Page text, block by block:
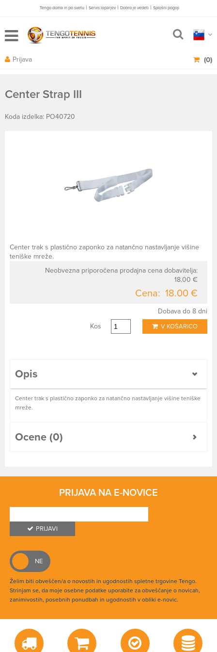
Tengo doma in po svetu | Servis loparjev | Dobro je vedeti | Splošni pogoji
(0)
Prijava
Center Strap III
Koda izdelka: PO40720
Center trak s plastično zaponko za natančno nastavljanje višine
teniške mreže.
Neobvezna priporočena prodajna cena dobavitelja:
18.00 €
Cena: 18.00 €
Dobava do 8 dni
Kos
V KOŠARICO
Opis
Center trak s plastično zaponko za natančno nastavljanje višine teniške
mreže.
Ocene (0)
PRIJAVA NA E-NOVICE
PRIJAVI
Želim biti obveščen/a o novostih in ugodnostih spletne trgovine Tengo.
Strinjam se, da moje osebne podatke uporabite za obveščanje o novicah,
zanimivostih, posebnih ponudbah in ugodnostih v obliki e-novic.